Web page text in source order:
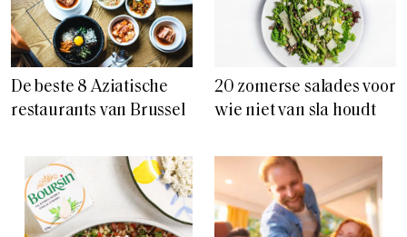
De beste 8 Aziatische
restaurants van Brussel
20 zomerse salades voor
wie niet van sla houdt